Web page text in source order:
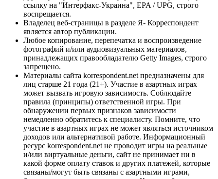
ссылку на "Интерфакс-Украина", EPA / UPG, строго
воспрещается.
Владелец веб-страницы в разделе Я- Корреспондент
является автор публикации.
Любое копирование, перепечатка и воспроизведение
фотографий и/или аудиовизуальных материалов,
принадлежащих правообладателю Getty Images, строго
запрещено.
Материалы сайта korrespondent.net предназначены для
лиц старше 21 года (21+). Участие в азартных играх
может вызвать игровую зависимость. Соблюдайте
правила (принципы) ответственной игры. При
обнаружении первых признаков зависимости
немедленно обратитесь к специалисту. Помните, что
участие в азартных играх не может являться источником
доходов или альтернативой работе. Информационный
ресурс korrespondent.net не проводит игры на реальные
и/или виртуальные деньги, сайт не принимает ни в
какой форме оплату ставок и других платежей, которые
связаны/могут быть связаны с азартными играми,